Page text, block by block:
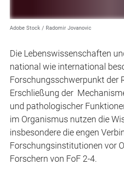
Adobe Stock / Radomir Jovanovic
Die Lebenswissenschaften
national wie international
Forschungsschwerpunkt der
Erschließung der
und pathologischer
im Organismus nutzen die
insbesondere die engen
Forschungsinstitutionen vor
Forschern von FoF 2-4.